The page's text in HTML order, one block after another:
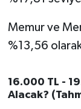
Memur ve
%13,56
16.000 TL -
Alacak?